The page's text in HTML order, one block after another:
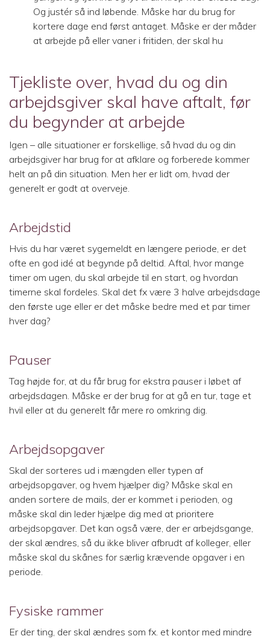
Og justér så ind løbende. Måske har du brug for
kortere dage end først antaget. Måske er der måder
at arbejde på eller vaner i fritiden, der skal hu
Tjekliste over, hvad du og din
arbejdsgiver skal have aftalt, før
du begynder at arbejde
Igen – alle situationer er forskellige, så hvad du og din
arbejdsgiver har brug for at afklare og forberede kommer
helt an på din situation. Men her er lidt om, hvad der
generelt er godt at overveje.
Arbejdstid
Hvis du har været sygemeldt en længere periode, er det
ofte en god idé at begynde på deltid. Aftal, hvor mange
timer om ugen, du skal arbejde til en start, og hvordan
timerne skal fordeles. Skal det fx være 3 halve arbejdsdage
den første uge eller er det måske bedre med et par timer
hver dag?
Pauser
Tag højde for, at du får brug for ekstra pauser i løbet af
arbejdsdagen. Måske er der brug for at gå en tur, tage et
hvil eller at du generelt får mere ro omkring dig.
Arbejdsopgaver
Skal der sorteres ud i mængden eller typen af
arbejdsopgaver, og hvem hjælper dig? Måske skal en
anden sortere de mails, der er kommet i perioden, og
måske skal din leder hjælpe dig med at prioritere
arbejdsopgaver. Det kan også være, der er arbejdsgange,
der skal ændres, så du ikke bliver afbrudt af kolleger, eller
måske skal du skånes for særlig krævende opgaver i en
periode.
Fysiske rammer
Er der ting, der skal ændres som fx. et kontor med mindre